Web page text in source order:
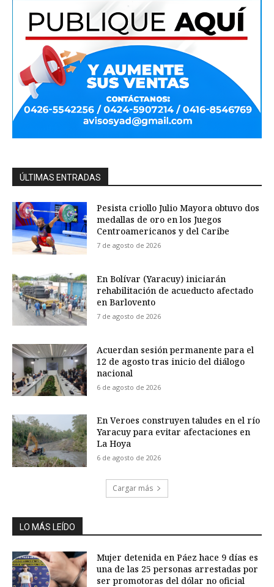
ÚLTIMAS ENTRADAS
Pesista criollo Julio Mayora obtuvo dos
medallas de oro en los Juegos
Centroamericanos y del Caribe
7 de agosto de 2026
En Bolívar (Yaracuy) iniciarán
rehabilitación de acueducto afectado
en Barlovento
7 de agosto de 2026
Acuerdan sesión permanente para el
12 de agosto tras inicio del diálogo
nacional
6 de agosto de 2026
En Veroes construyen taludes en el río
Yaracuy para evitar afectaciones en
La Hoya
6 de agosto de 2026
Cargar más
LO MÁS LEÍDO
Mujer detenida en Páez hace 9 días es
una de las 25 personas arrestadas por
ser promotoras del dólar no oficial